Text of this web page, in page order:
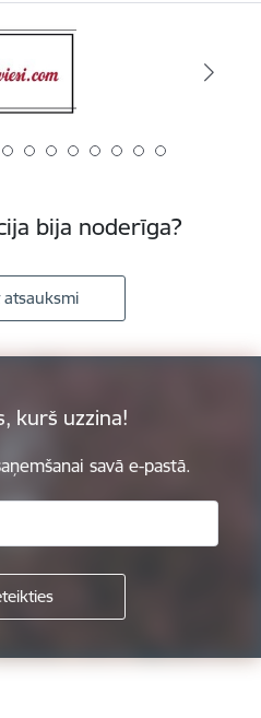
bija noderīga?
atsauksmi
kurš uzzina!
savā e-pastā.